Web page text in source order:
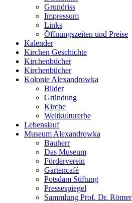
Grundriss
Impressum
Links
Öffnungszeiten und Preise
Kalender
Kirchen Geschichte
Kirchenbücher
Kirchenbücher
Kolonie Alexandrowka
Bilder
Gründung
Kirche
Weltkulturerbe
Lebenslauf
Museum Alexandrowka
Bauherr
Das Museum
Förderverein
Gartencafé
Potsdam Stiftung
Pressespiegel
Sammlung Prof. Dr. Römer